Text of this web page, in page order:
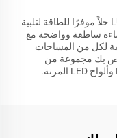
توفر شرائط LED من نوع SMD من LUMIMORE حلاً موفرًا للطاقة لتلبية
ساطعة وواضحة مع
لكل من المساحات
بك مجموعة من